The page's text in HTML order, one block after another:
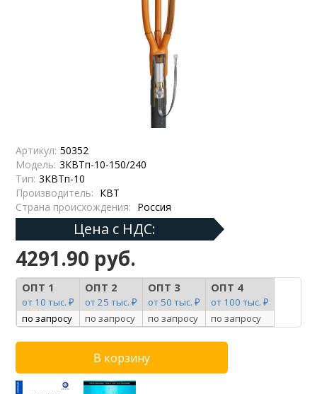
Артикул: 50352
Модель: 3КВТп-10-150/240
Тип: 3КВТп-10
Производитель: КВТ
Страна происхождения: Россия
Цена с НДС:
4291.90 руб.
ОПТ 1
от 10 тыс. ₽
ОПТ 2
от 25 тыс. ₽
ОПТ 3
от 50 тыс. ₽
ОПТ 4
от 100 тыс. ₽
по запросу
по запросу по запросу по запросу